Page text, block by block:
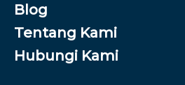
Blog
Tentang Kami
Hubungi Kami